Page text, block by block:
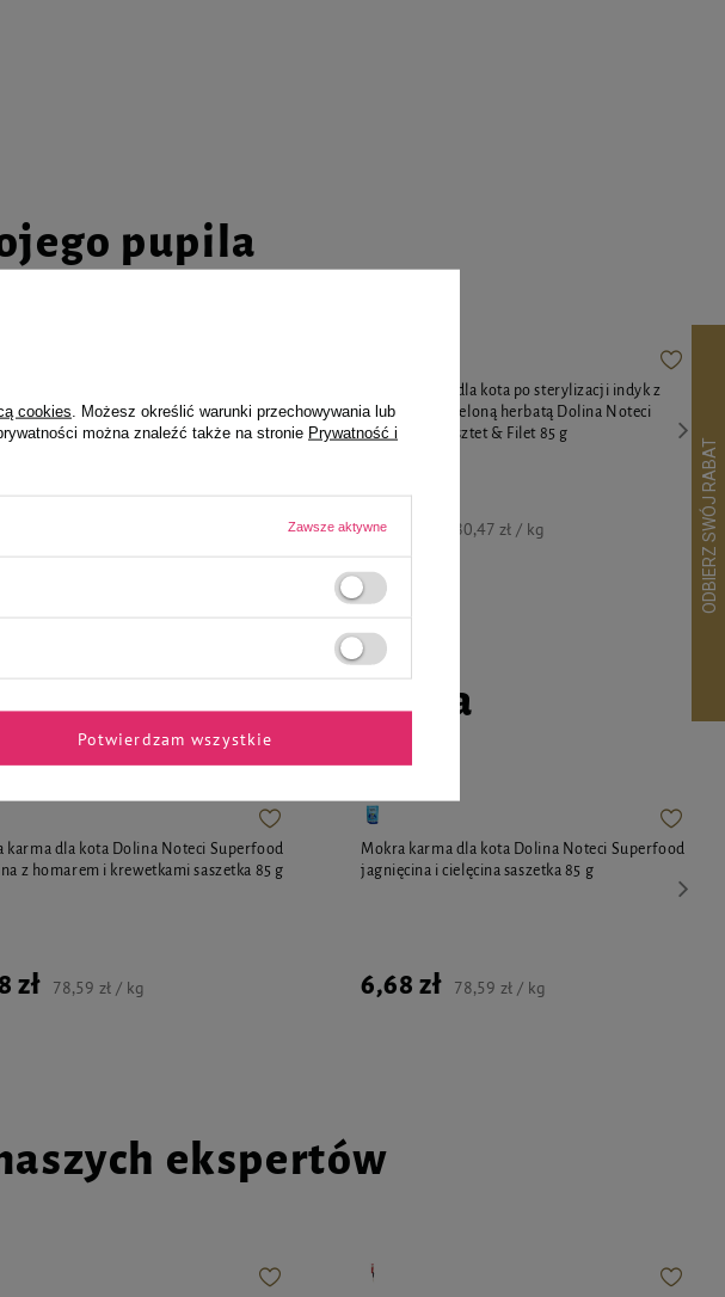
pupila
danie z wołowiny 85 g
Mokra karma dla kota po sterylizacji indyk z
przepiórką i zieloną herbatą Dolina Noteci
Superfood Pasztet & Filet 85 g
6,84 zł 80,47 zł / kg
Twojego czworonoga
karma dla kota Dolina Noteci Superfood
z homarem i krewetkami saszetka 85 g
zł 78,59 zł / kg
Mokra karma dla kota Dolina Noteci Superfood
jagnięcina i cielęcina saszetka 85 g
6,68 zł 78,59 zł / kg
ekspertów
cookies . Możesz określić warunki przechowywania lub
można znaleźć także na stronie Prywatność i
Zawsze aktywne
Potwierdzam wszystkie